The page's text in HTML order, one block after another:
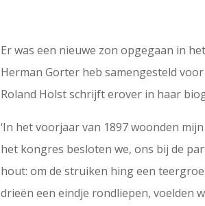
Er was een nieuwe zon opgegaan in
Herman Gorter heb samengesteld
Roland Holst schrijft erover in haar
‘In het voorjaar van 1897 woonden
het kongres besloten we, ons bij de
hout: om de struiken hing een
drieën een eindje rondliepen, voelden